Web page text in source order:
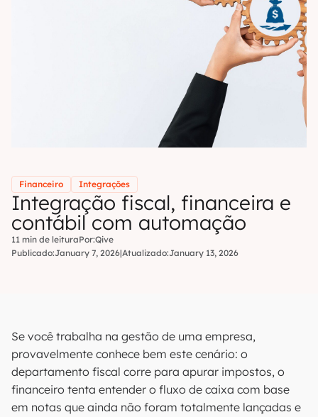
Financeiro Integrações
Integração fiscal, financeira e
contábil com automação
11 min de leituraPor:Qive
Publicado:January 7, 2026|Atualizado:January 13, 2026
Se você trabalha na gestão de uma empresa,
provavelmente conhece bem este cenário: o
departamento fiscal corre para apurar impostos, o
financeiro tenta entender o fluxo de caixa com base
em notas que ainda não foram totalmente lançadas e